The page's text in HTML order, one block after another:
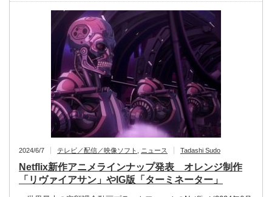
2024/6/7 テレビ／配信／映像ソフト ニュース Tadashi Sudo
Netflix新作アニメラインナップ発表 オレンジ制作
「リヴァイアサン」やIG版「ターミネーター」